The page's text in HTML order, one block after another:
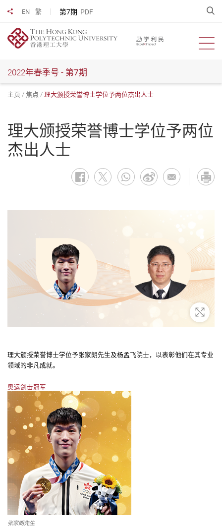
EN 繁 第7期 PDF
分享到
开
2022年春季号 - 第7期
主页 焦点 理大颁授荣誉博士学位予两位杰出人士
理大颁授荣誉博士学位予两位
杰出人士
放大
理大颁授荣誉博士学位予张家朗先生及杨孟飞院士，以表彰他们在其专业
领域的非凡成就。
奥运剑击冠军
张家朗先生